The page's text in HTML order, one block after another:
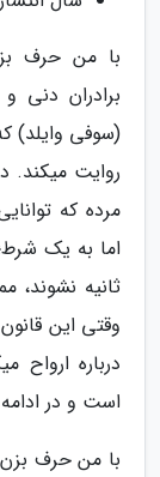
با من حرف
برادران دنی
(سوفی وایلد)
روایت
مرده که
ثانیه نشوند،
وقتی این
درباره ارواح
است و در